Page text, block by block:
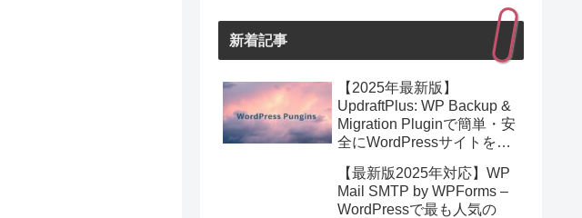
新着記事
【2025年最新版】
UpdraftPlus: WP Backup &
Migration Pluginで簡単・安
全にWordPressサイトを即
【最新版2025年対応】WP
Mail SMTP by WPForms –
WordPressで最も人気の